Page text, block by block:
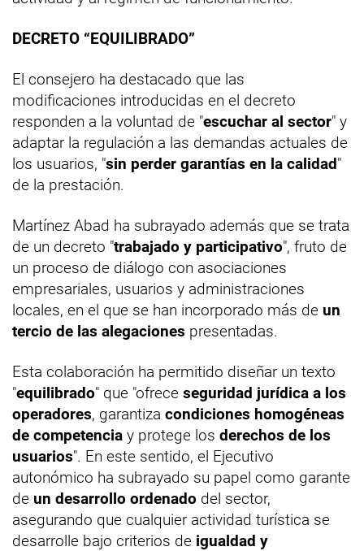
DECRETO “EQUILIBRADO”
El consejero ha destacado que las
modificaciones introducidas en el decreto
responden a la voluntad de "escuchar al sector" y
adaptar la regulación a las demandas actuales de
los usuarios, "sin perder garantías en la calidad"
de la prestación.
Martínez Abad ha subrayado además que se trata
de un decreto "trabajado y participativo", fruto de
un proceso de diálogo con asociaciones
empresariales, usuarios y administraciones
locales, en el que se han incorporado más de un
tercio de las alegaciones presentadas.
Esta colaboración ha permitido diseñar un texto
"equilibrado" que "ofrece seguridad jurídica a los
operadores, garantiza condiciones homogéneas
de competencia y protege los derechos de los
usuarios". En este sentido, el Ejecutivo
autonómico ha subrayado su papel como garante
de un desarrollo ordenado del sector,
asegurando que cualquier actividad turística se
desarrolle bajo criterios de igualdad y